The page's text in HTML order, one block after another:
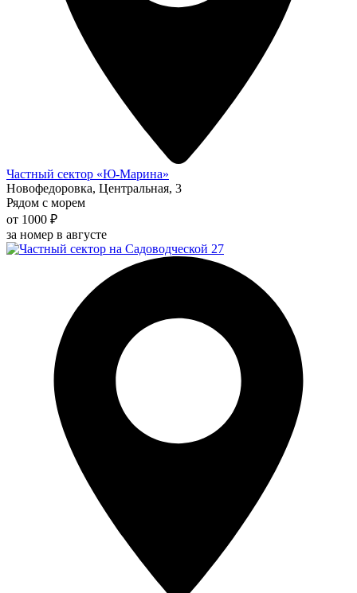
Частный сектор «Ю-Марина»
Новофедоровка, Центральная, 3
Рядом с морем
от 1000 ₽
за номер в августе